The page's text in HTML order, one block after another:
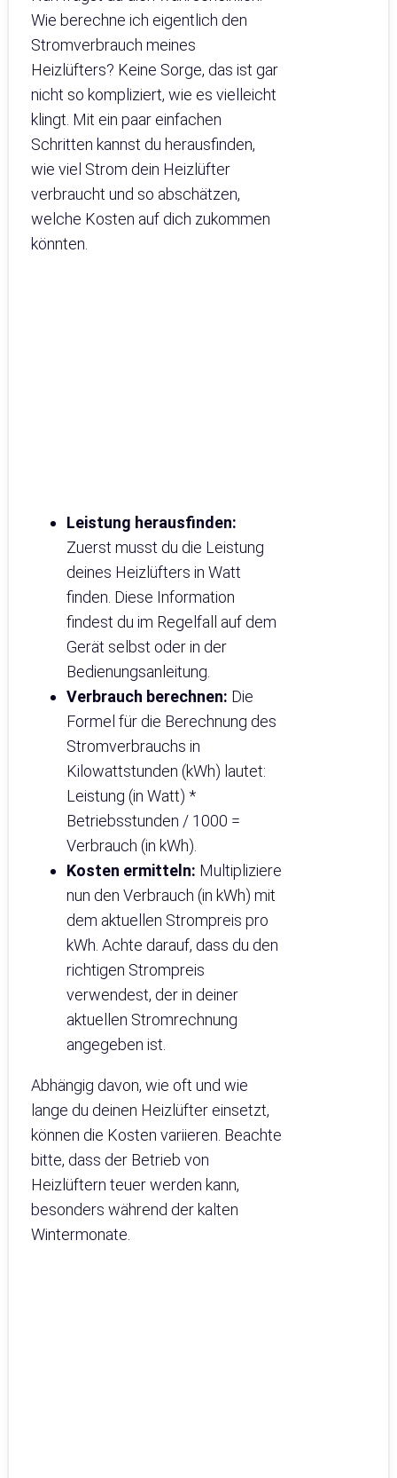
Wie berechne ich eigentlich den
Stromverbrauch meines
Heizlüfters? Keine Sorge, das ist gar
nicht so kompliziert, wie es vielleicht
klingt. Mit ein paar einfachen
Schritten kannst du herausfinden,
wie viel Strom dein Heizlüfter
verbraucht und so abschätzen,
welche Kosten auf dich zukommen
könnten.
Leistung herausfinden:
Zuerst musst du die Leistung
deines Heizlüfters in Watt
finden. Diese Information
findest du im Regelfall auf dem
Gerät selbst oder in der
Bedienungsanleitung.
Verbrauch berechnen: Die
Formel für die Berechnung des
Stromverbrauchs in
Kilowattstunden (kWh) lautet:
Leistung (in Watt) *
Betriebsstunden / 1000 =
Verbrauch (in kWh).
Kosten ermitteln: Multipliziere
nun den Verbrauch (in kWh) mit
dem aktuellen Strompreis pro
kWh. Achte darauf, dass du den
richtigen Strompreis
verwendest, der in deiner
aktuellen Stromrechnung
angegeben ist.
Abhängig davon, wie oft und wie
lange du deinen Heizlüfter einsetzt,
können die Kosten variieren. Beachte
bitte, dass der Betrieb von
Heizlüftern teuer werden kann,
besonders während der kalten
Wintermonate.